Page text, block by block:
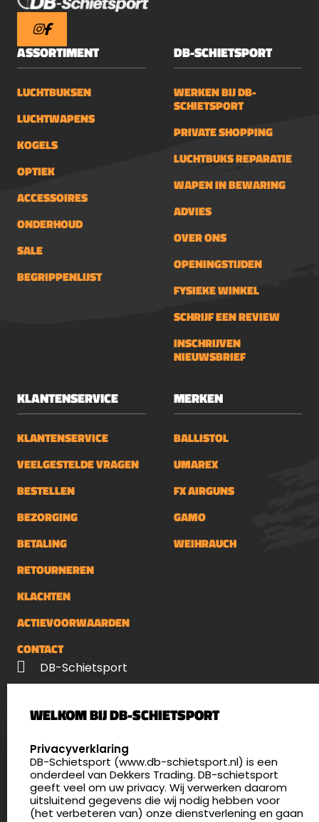
ASSORTIMENT
LUCHTBUKSEN
LUCHTWAPENS
KOGELS
OPTIEK
ACCESSOIRES
ONDERHOUD
SALE
BEGRIPPENLIJST
DB-SCHIETSPORT
WERKEN BIJ DB-
SCHIETSPORT
PRIVATE SHOPPING
LUCHTBUKS REPARATIE
WAPEN IN BEWARING
ADVIES
OVER ONS
OPENINGSTIJDEN
FYSIEKE WINKEL
SCHRIJF EEN REVIEW
INSCHRIJVEN
NIEUWSBRIEF
KLANTENSERVICE
KLANTENSERVICE
VEELGESTELDE VRAGEN
BESTELLEN
BEZORGING
BETALING
RETOURNEREN
KLACHTEN
ACTIEVOORWAARDEN
CONTACT
MERKEN
BALLISTOL
UMAREX
FX AIRGUNS
GAMO
WEIHRAUCH
DB-Schietsport
5411 LX Zeeland
4.8
175 beoordelingen
info@db-schietsport.nl
WELKOM BIJ DB-SCHIETSPORT
SELECT LANGUAGE
Privacyverklaring
DB-Schietsport (www.db-schietsport.nl) is een
onderdeel van Dekkers Trading. DB-schietsport
geeft veel om uw privacy. Wij verwerken daarom
uitsluitend gegevens die wij nodig hebben voor
(het verbeteren van) onze dienstverlening en gaan